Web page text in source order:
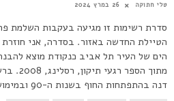
טלי חתוקה 26 במרץ 2024
סדרת רשימות זו מגיעה בעקבות השלמת
הטיילת החדשה באזור. בסדרה, אני
הים של העיר תל אביב כנקודת מוצא
מתוך
דנה בהתפתחות החוף בשנות ה-90 ובמימוש פרויקט הדולפינריום כיום.